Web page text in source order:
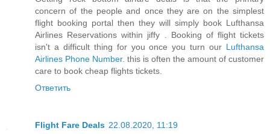
concern of the people and once they are on the simplest
flight booking portal then they will simply book Lufthansa
Airlines Reservations within jiffy . Booking of flight tickets
isn't a difficult thing for you once you turn our Lufthansa
Airlines Phone Number. this is often the amount of customer
care to book cheap flights tickets.
Ответить
Flight Fare Deals 22.08.2020, 11:19